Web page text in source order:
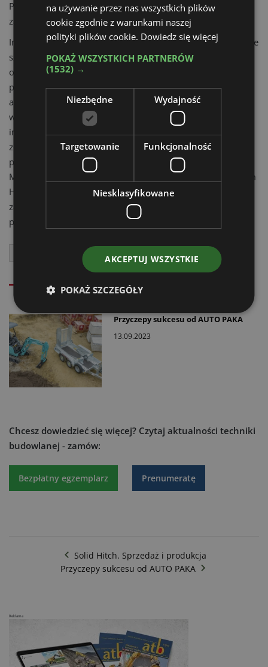
Prevention została natomiast wdrożona dla skutecznego
zarządzania ruchem obrotowym podczas kopania.
Interesująco przedstawia się również interaktywne narzędzie
szkoleniowe, które zawiera dodatkowe opcje coachingu
operatora oraz generuje raporty dotyczące zachowań
poszczególnych pracowników. Monitorowanych jest aż 21
aspektów techniki pracy operatora. Standardowym
wyposażeniem ładowarki są system zarządzania
informacjami (VIMS) oraz Cat Product Link umożliwiający
zdalny dostęp do danych operacyjnych maszyny za
pośrednictwem łatwego w użyciu interfejsu VisionLink.
Model 995 obsługuje także rozwiązania Cat MineStar, w tym
Health, Guide i Terrain, co pozwala na pełne wykorzystanie
zaawansowanych technologii w zarządzaniu i optymalizacji
pracy maszyny.
Powiązane artykuły
Przyczepy sukcesu od AUTO PAKA
13.09.2023
Chcesz dowiedzieć się więcej? Czytaj aktualności techniki
budowlanej - zamów:
Bezpłatny egzemplarz Prenumeratę
Solid Hitch. Sprzedaż i produkcja
Przyczepy sukcesu od AUTO PAKA
Reklama
na używanie przez nas wszystkich plików
cookie zgodnie z warunkami naszej
polityki plików cookie. Dowiedz się więcej
POKAŻ WSZYSTKICH PARTNERÓW
(1532) →
Niezbędne Wydajność
Targetowanie Funkcjonalność
Niesklasyfikowane
AKCEPTUJ WSZYSTKIE
POKAŻ SZCZEGÓŁY